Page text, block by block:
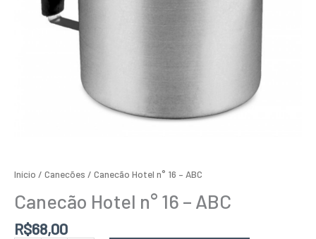
Início / Canecões / Canecão Hotel n° 16 – ABC
Canecão Hotel n° 16 – ABC
R$68,00